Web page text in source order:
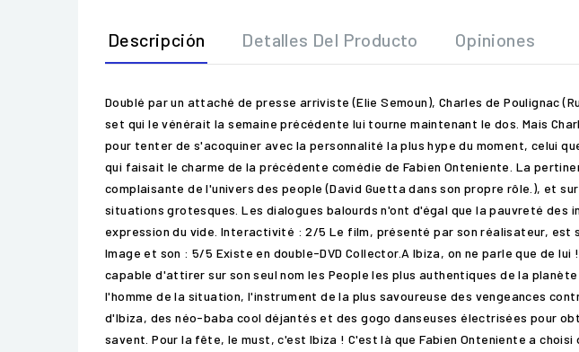
Descripción Detalles Del Producto Opiniones
Doublé par un attaché de presse arriviste (Elie Semoun), Charles de Poulignac
set qui le vénérait la semaine précédente lui tourne maintenant le dos. Mais
pour tenter de s'acoquiner avec la personnalité la plus hype du moment, celui
qui faisait le charme de la précédente comédie de Fabien Onteniente. La
complaisante de l'univers des people (David Guetta dans son propre rôle.), et
situations grotesques. Les dialogues balourds n'ont d'égal que la pauvreté
expression du vide. Interactivité : 2/5 Le film, présenté par son réalisateur, est
Image et son : 5/5 Existe en double-DVD Collector.A Ibiza, on ne parle que de
capable d'attirer sur son seul nom les People les plus authentiques de la
l'homme de la situation, l'instrument de la plus savoureuse des vengeances
d'Ibiza, des néo-baba cool déjantés et des gogo danseuses électrisées pour
savent. Pour la fête, le must, c'est Ibiza ! C'est là que Fabien Onteniente a